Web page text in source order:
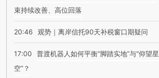
束持续改善、高位回落
20:46 观势｜离岸信托90天补税窗口期疑问
17:00
普渡机器人如何平衡“脚踏实地”与“仰望星
空”？